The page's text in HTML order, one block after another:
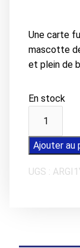
Une carte
mascotte
et plein de
En stock
Carte
postale
LES
Ajouter au
UGS :